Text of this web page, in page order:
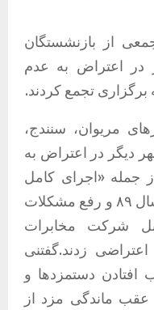
ماه جمعی از بازنشستگان
در اعتراض به عدم‌
برگزاری تجمع کردند.
مریوان، سنندج،
دیگر در اعتراض به
جمله «اجرای کامل
آئین‌نامه پرسنلی و استخدامی سال ۸۹ و رفع مشکلات
شرکت مخابرات
زدند.گفتنی
دستمزدها و
عقب ماندگی مزد از